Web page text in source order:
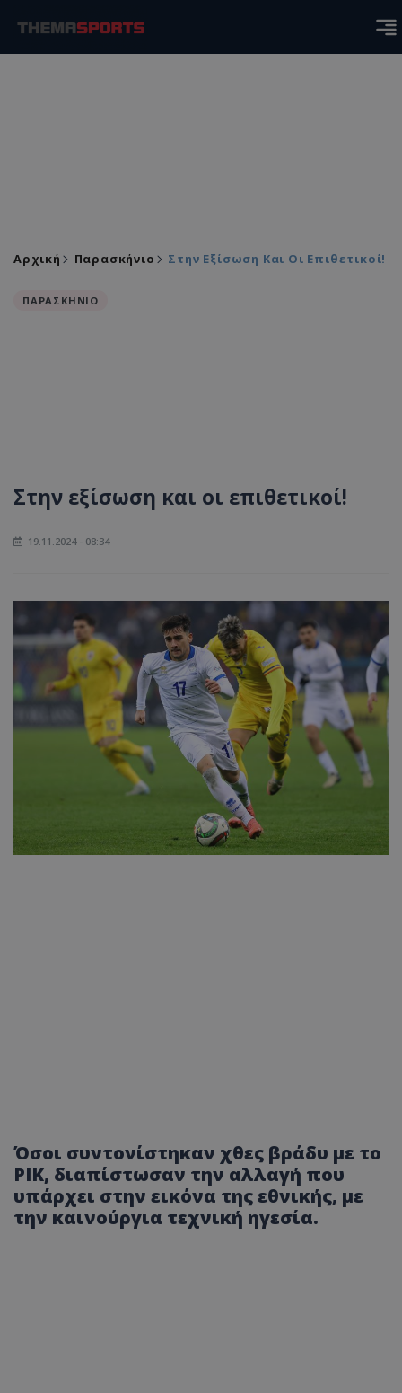
Αρχική Παρασκήνιο Στην Εξίσωση Και Οι Επιθετικοί!
ΠΑΡΑΣΚΗΝΙΟ
Στην εξίσωση και οι επιθετικοί!
19.11.2024 - 08:34
Όσοι συντονίστηκαν χθες βράδυ με το
ΡΙΚ, διαπίστωσαν την αλλαγή που
υπάρχει στην εικόνα της εθνικής, με
την καινούργια τεχνική ηγεσία.